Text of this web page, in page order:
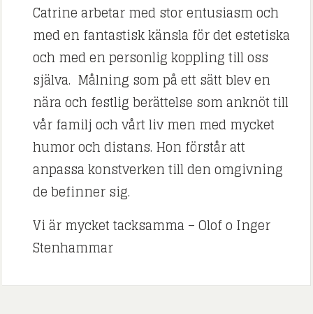
Catrine arbetar med stor entusiasm och
med en fantastisk känsla för det estetiska
och med en personlig koppling till oss
själva. Målning som på ett sätt blev en
nära och festlig berättelse som anknöt till
vår familj och vårt liv men med mycket
humor och distans. Hon förstår att
anpassa konstverken till den omgivning
de befinner sig.
Vi är mycket tacksamma – Olof o Inger
Stenhammar